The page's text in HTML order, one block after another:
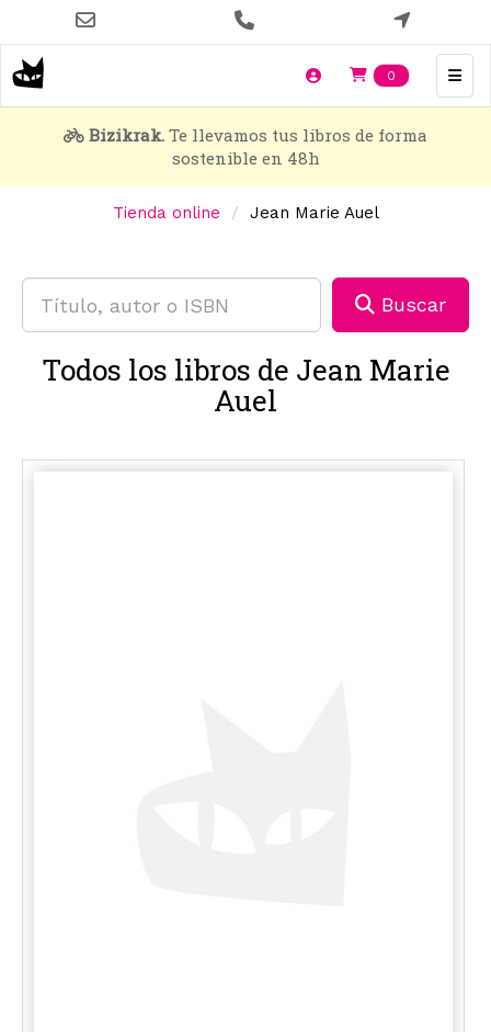
contenido
principal
0 Items en
Bizikrak. Te llevamos tus libros de forma
sostenible en 48h
Tienda online Jean Marie Auel
Buscar
Todos los libros de Jean Marie
Auel